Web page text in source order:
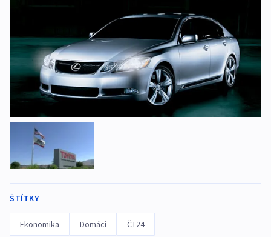
ŠTÍTKY
Ekonomika Domácí ČT24